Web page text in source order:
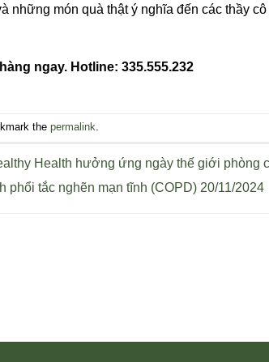
những món quà thật ý nghĩa đến các thầy cô
ngay. Hotline: 335.555.232
the permalink.
Health hưởng ứng ngày thế giới phòng
phổi tắc nghẽn mạn tĩnh (COPD) 20/11/2024